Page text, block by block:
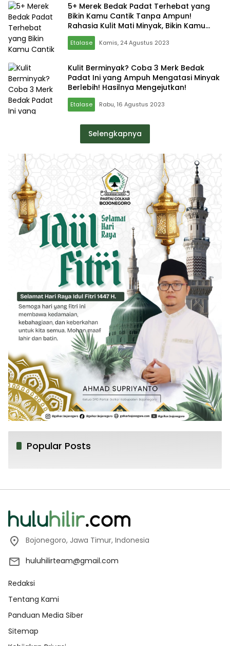
5+ Merek Bedak Padat Terhebat yang
Bikin Kamu Cantik Tanpa Ampun!
Rahasia Kulit Mati Minyak, Bikin Kamu
Berkilau Sepanjang Hari!
Etalase Kamis, 24 Agustus 2023
Kulit Berminyak? Coba 3 Merk Bedak
Padat Ini yang Ampuh Mengatasi Minyak
Berlebih! Hasilnya Mengejutkan!
Etalase Rabu, 16 Agustus 2023
Selengkapnya
Popular Posts
Bojonegoro, Jawa Timur, Indonesia
huluhilirteam@gmail.com
Redaksi
Tentang Kami
Panduan Media Siber
Sitemap